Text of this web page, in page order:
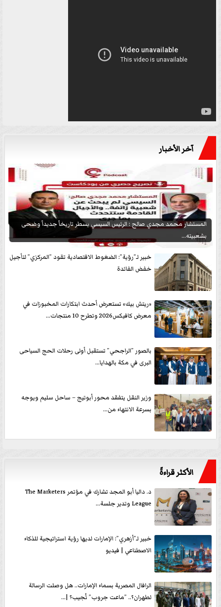
آخر الأخبار
المستشار محمد مجدي صالح : الرئيس السيسي يسطر تاريخاً جديداً وضحى
بشعبيته...
خبير لـ”رؤية”: الضغوط الاقتصادية تقود ”المركزي” لتأجيل
خفض الفائدة
«ريتش بيك» تستعرض أحدث ابتكارات المخبوزات في
معرض كافيكس2026 وتطرح 10 منتجات...
بالصور ”الراجحي” تستقبل أولى رحلات الحج السياحى
البرى في مكة بالهدايا...
وزير النقل يتفقد محور أبوتيج – ساحل سليم ويوجه
بسرعة الانتهاء من...
الأكثر قراءةً
د. داليا أبو المجد تشارك في مؤتمر The Marketers
League وتدير جلسة...
خبير لـ”أزهري”: الإمارات لديها رؤية استراتيجية للذكاء
الاصطناعي | فيديو
الرافال المصرية بسماء الإمارات.. هل وصلت الرسالة
لطهران؟.. ”ماعت جروب” تُجيب؟ |...